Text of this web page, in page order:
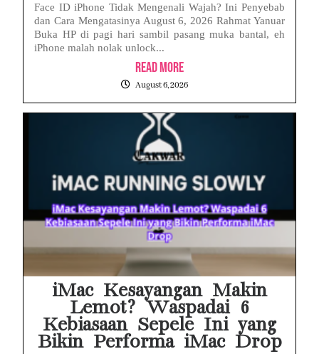
Face ID iPhone Tidak Mengenali Wajah? Ini Penyebab
dan Cara Mengatasinya August 6, 2026 Rahmat Yanuar
Buka HP di pagi hari sambil pasang muka bantal, eh
iPhone malah nolak unlock...
Read More
August 6, 2026
iMac Kesayangan Makin
Lemot? Waspadai 6
Kebiasaan Sepele Ini yang
Bikin Performa iMac Drop